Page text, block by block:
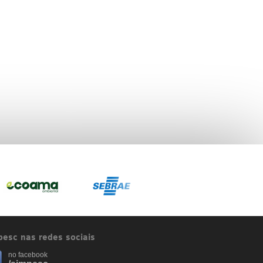
nas redes sociais
no facebook